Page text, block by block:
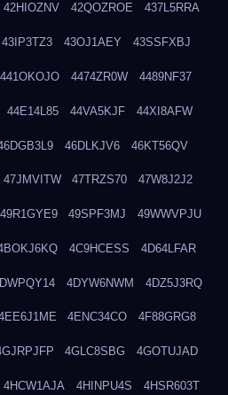
42HIOZNV 42QOZROE 437L5RRA
43IP3TZ3 43OJ1AEY 43SSFXBJ
441OKOJO 4474ZR0W 4489NF37
44E14L85 44VA5KJF 44XI8AFW
46DLKJV6 46KT56QV
47JMVITW 47TRZS70 47W8J2J2
49R1GYE9 49SPF3MJ 49WWVPJU
4C9HCESS 4D64LFAR
4DYW6NWM 4DZ5J3RQ
4ENC34CO 4F88GRG8
4GLC8SBG 4GOTUJAD
4HCW1AJA 4HINPU4S 4HSR603T